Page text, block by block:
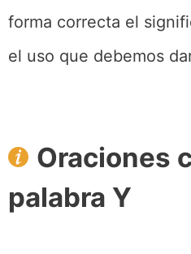
forma correcta el
el uso que debemos
Oraciones
palabra Y